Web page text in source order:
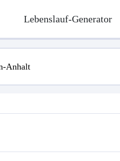
Lebenslauf-Generator